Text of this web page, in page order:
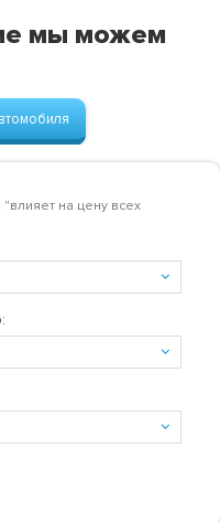
мы можем
"влияет на цену всех